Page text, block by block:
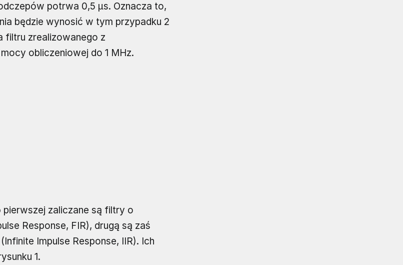
potrwa 0,5 µs. Oznacza to,
będzie wynosić w tym przypadku 2
filtru zrealizowanego z
obliczeniowej do 1 MHz.
pierwszej zaliczane są filtry o
Response, FIR), drugą są zaś
Impulse Response, IIR). Ich
1.